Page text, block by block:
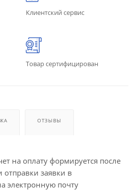
Клиентский сервис
Товар сертифицирован
ОТЗЫВЫ
на оплату формируется после
заявки в
электронную почту